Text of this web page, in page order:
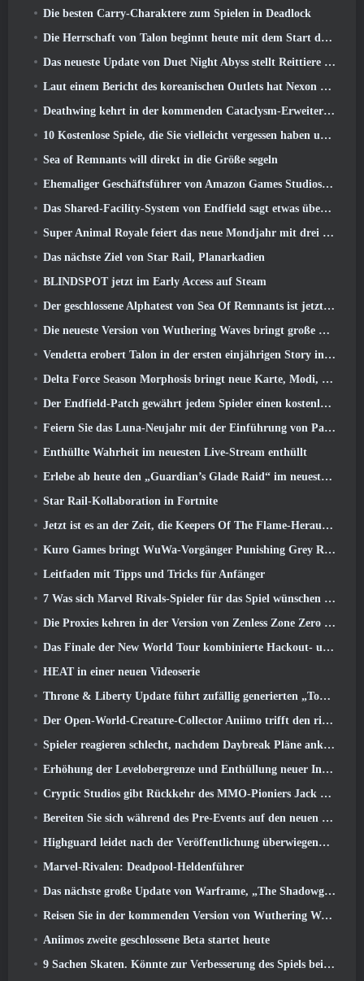
Die besten Carry-Charaktere zum Spielen in Deadlock
Die Herrschaft von Talon beginnt heute mit dem Start der Overwatch-Saison 1: Eroberung
Das neueste Update von Duet Night Abyss stellt Reittiere vor
Laut einem Bericht des koreanischen Outlets hat Nexon ein StarCraft-Shooter-Entwicklerteam zusammengestellt
Deathwing kehrt in der kommenden Cataclysm-Erweiterung nach Hearthstone zurück
10 Kostenlose Spiele, die Sie vielleicht vergessen haben und die am PvP-Fest von Steam teilnehmen
Sea of ​​Remnants will direkt in die Größe segeln
Ehemaliger Geschäftsführer von Amazon Games Studios übernimmt die Leitung des westlichen Verlagswesens von Aion 2
Das Shared-Facility-System von Endfield sagt etwas über Spieler aus
Super Animal Royale feiert das neue Mondjahr mit drei Wochen voller Super-Pferde-Events
Das nächste Ziel von Star Rail, Planarkadien
BLINDSPOT jetzt im Early Access auf Steam
Der geschlossene Alphatest von Sea Of Remnants ist jetzt live
Die neueste Version von Wuthering Waves bringt große Lore-Drops und QoL-Änderungen
Vendetta erobert Talon in der ersten einjährigen Story in Overwatch zurück (Keine „2“, Blizzard lässt das fallen)
Delta Force Season Morphosis bringt neue Karte, Modi, Und von Spielern gewünschte Verbesserungen
Der Endfield-Patch gewährt jedem Spieler einen kostenlosen Sechs-Sterne-Charakter seiner Wahl
Feiern Sie das Luna-Neujahr mit der Einführung von Palia’s Winter Wonder: Riffrocin‘ Neujahrs-Update
Enthüllte Wahrheit im neuesten Live-Stream enthüllt
Erlebe ab heute den „Guardian’s Glade Raid“ im neuesten Update von Guild Wars 2
Star Rail-Kollaboration in Fortnite
Jetzt ist es an der Zeit, die Keepers Of The Flame-Herausforderungen in Path of Exile während Legacy Of Phrecia zu meistern
Kuro Games bringt WuWa-Vorgänger Punishing Grey Raven auf Steam
Leitfaden mit Tipps und Tricks für Anfänger
7 Was sich Marvel Rivals-Spieler für das Spiel wünschen 2026
Die Proxies kehren in der Version von Zenless Zone Zero endlich nach Hause in die Sixth Street zurück 2.6 Aktualisieren
Das Finale der New World Tour kombinierte Hackout- und Orbitallaser
HEAT in einer neuen Videoserie
Throne & Liberty Update führt zufällig generierten „Tower of Greed“ ein
Der Open-World-Creature-Collector Aniimo trifft den richtigen Ton
Spieler reagieren schlecht, nachdem Daybreak Pläne ankündigt, Roadmaps für EverQuest und EQ2 zu überspringen
Erhöhung der Levelobergrenze und Enthüllung neuer Inhalte in Phantasy Star Online 2: NGS Headline Wave Stream
Cryptic Studios gibt Rückkehr des MMO-Pioniers Jack Emmert als CEO bekannt
Bereiten Sie sich während des Pre-Events auf den neuen Speed-Server von MU Online vor
Highguard leidet nach der Veröffentlichung überwiegend unter negativen Bewertungen
Marvel-Rivalen: Deadpool-Heldenführer
Das nächste große Update von Warframe, „The Shadowgrapher“ erscheint im März
Reisen Sie in der kommenden Version von Wuthering Waves in die verschneiten Länder der Roya Frostlands 3.1
Aniimos zweite geschlossene Beta startet heute
9 Sachen Skaten. Könnte zur Verbesserung des Spiels beitragen 2026